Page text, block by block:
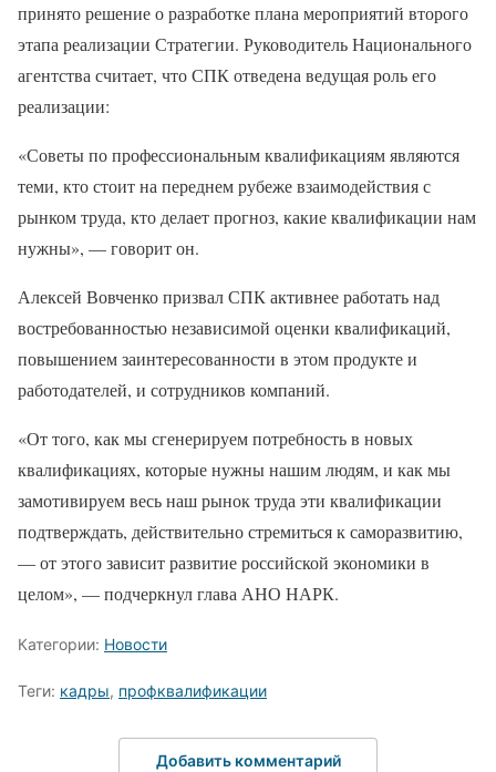
принято решение о разработке плана мероприятий второго
этапа реализации Стратегии. Руководитель Национального
агентства считает, что СПК отведена ведущая роль его
реализации:
«Советы по профессиональным квалификациям являются
теми, кто стоит на переднем рубеже взаимодействия с
рынком труда, кто делает прогноз, какие квалификации нам
нужны», — говорит он.
Алексей Вовченко призвал СПК активнее работать над
востребованностью независимой оценки квалификаций,
повышением заинтересованности в этом продукте и
работодателей, и сотрудников компаний.
«От того, как мы сгенерируем потребность в новых
квалификациях, которые нужны нашим людям, и как мы
замотивируем весь наш рынок труда эти квалификации
подтверждать, действительно стремиться к саморазвитию,
— от этого зависит развитие российской экономики в
целом», — подчеркнул глава АНО НАРК.
Категории: Новости
Теги: кадры, профквалификации
Добавить комментарий